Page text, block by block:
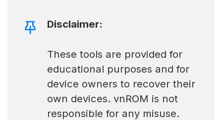
Disclaimer:
These tools are provided for
educational purposes and for
device owners to recover their
own devices. vnROM is not
responsible for any misuse.